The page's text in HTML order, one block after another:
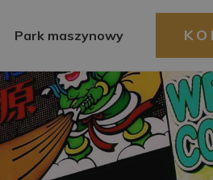
Park maszynowy